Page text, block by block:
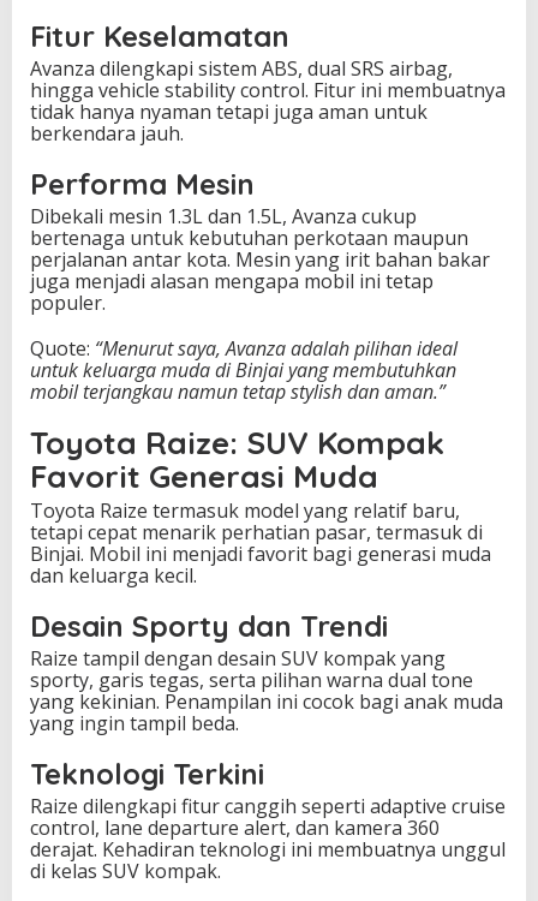
Fitur Keselamatan
Avanza dilengkapi sistem ABS, dual SRS airbag,
hingga vehicle stability control. Fitur ini membuatnya
tidak hanya nyaman tetapi juga aman untuk
berkendara jauh.
Performa Mesin
Dibekali mesin 1.3L dan 1.5L, Avanza cukup
bertenaga untuk kebutuhan perkotaan maupun
perjalanan antar kota. Mesin yang irit bahan bakar
juga menjadi alasan mengapa mobil ini tetap
populer.
Quote: “Menurut saya, Avanza adalah pilihan ideal
untuk keluarga muda di Binjai yang membutuhkan
mobil terjangkau namun tetap stylish dan aman.”
Toyota Raize: SUV Kompak
Favorit Generasi Muda
Toyota Raize termasuk model yang relatif baru,
tetapi cepat menarik perhatian pasar, termasuk di
Binjai. Mobil ini menjadi favorit bagi generasi muda
dan keluarga kecil.
Desain Sporty dan Trendi
Raize tampil dengan desain SUV kompak yang
sporty, garis tegas, serta pilihan warna dual tone
yang kekinian. Penampilan ini cocok bagi anak muda
yang ingin tampil beda.
Teknologi Terkini
Raize dilengkapi fitur canggih seperti adaptive cruise
control, lane departure alert, dan kamera 360
derajat. Kehadiran teknologi ini membuatnya unggul
di kelas SUV kompak.